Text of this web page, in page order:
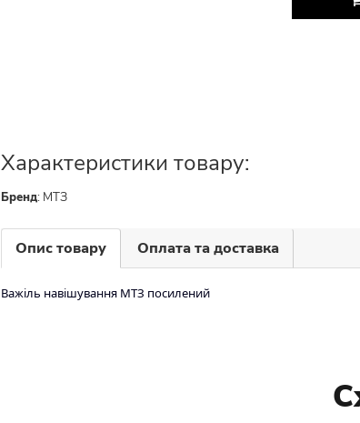
Характеристики товару:
Бренд: МТЗ
Опис товару Оплата та доставка
Важіль навішування МТЗ посилений